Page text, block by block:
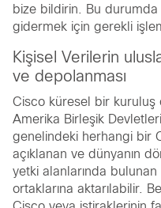
bize bildirin. Bu
gidermek için gerekli
Kişisel Verilerin
ve depolanması
Cisco küresel bir kuruluş
Amerika Birleşik
genelindeki herhangi bir
açıklanan ve dünyanın
yetki alanlarında
ortaklarına aktarılabilir.